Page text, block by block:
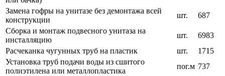
Замена гофры на унитазе без демонтажа всей
конструкции
шт.
687
Сборка и монтаж подвесного унитаза на
инсталляцию
шт.
6983
Расчеканка чугунных труб на пластик
шт.
1715
Установка труб подачи воды из сшитого
полиэтилена или металлопластика
пог.м 737